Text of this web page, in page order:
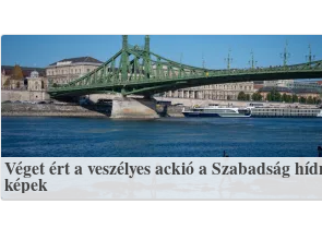
Véget ért a veszélyes ackió a Szabadság
képek